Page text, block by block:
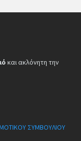
και ακλόνητη την
ΣΥΜΒΟΥΛΙΟΥ